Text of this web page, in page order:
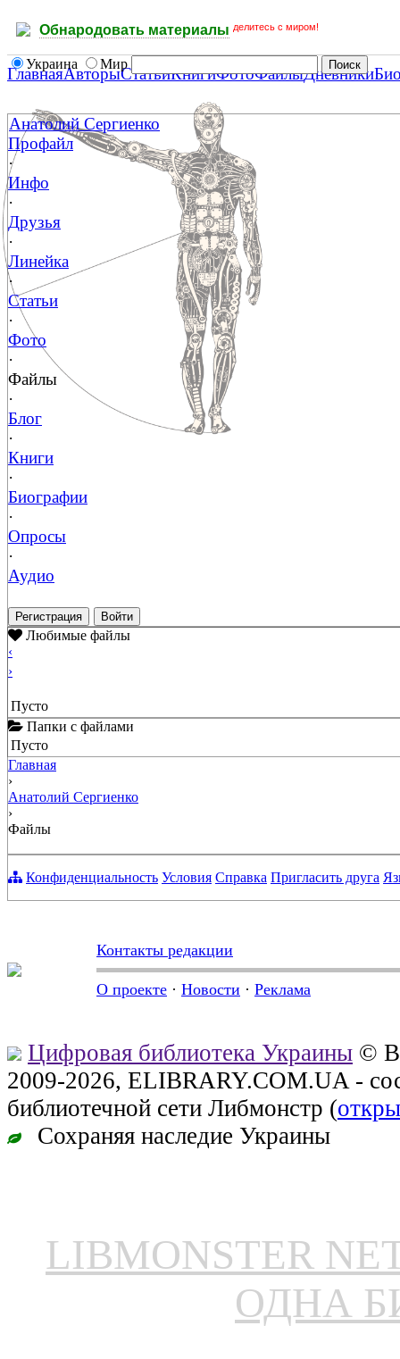
Обнародовать материалы делитесь с миром!
Украина Мир
ГлавнаяАвторыСтатьиКнигиФотоФайлыДневники
Анатолий Сергиенко
Профайл
·
Инфо
·
Друзья
·
Линейка
·
Статьи
·
Фото
·
Файлы
·
Блог
·
Книги
·
Биографии
·
Опросы
·
Аудио
Регистрация Войти
Любимые файлы
‹
›
Пусто
Папки с файлами
Пусто
Главная
›
Анатолий Сергиенко
›
Файлы
Конфиденциальность Условия Справка Пригласить друга
Контакты редакции
О проекте · Новости · Реклама
Цифровая библиотека Украины ©
2009-2026, ELIBRARY.COM.UA -
библиотечной сети Либмонстр (
Сохраняя наследие Украины
LIBMONSTER
ОДНА